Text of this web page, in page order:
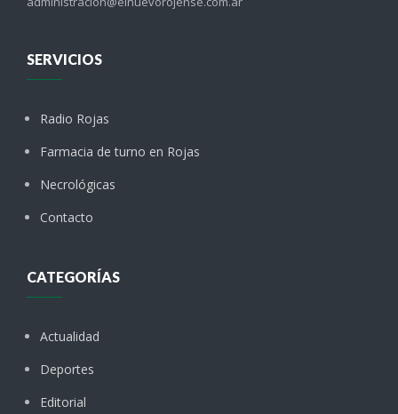
SERVICIOS
Radio Rojas
Farmacia de turno en Rojas
Necrológicas
Contacto
CATEGORÍAS
Actualidad
Deportes
Editorial